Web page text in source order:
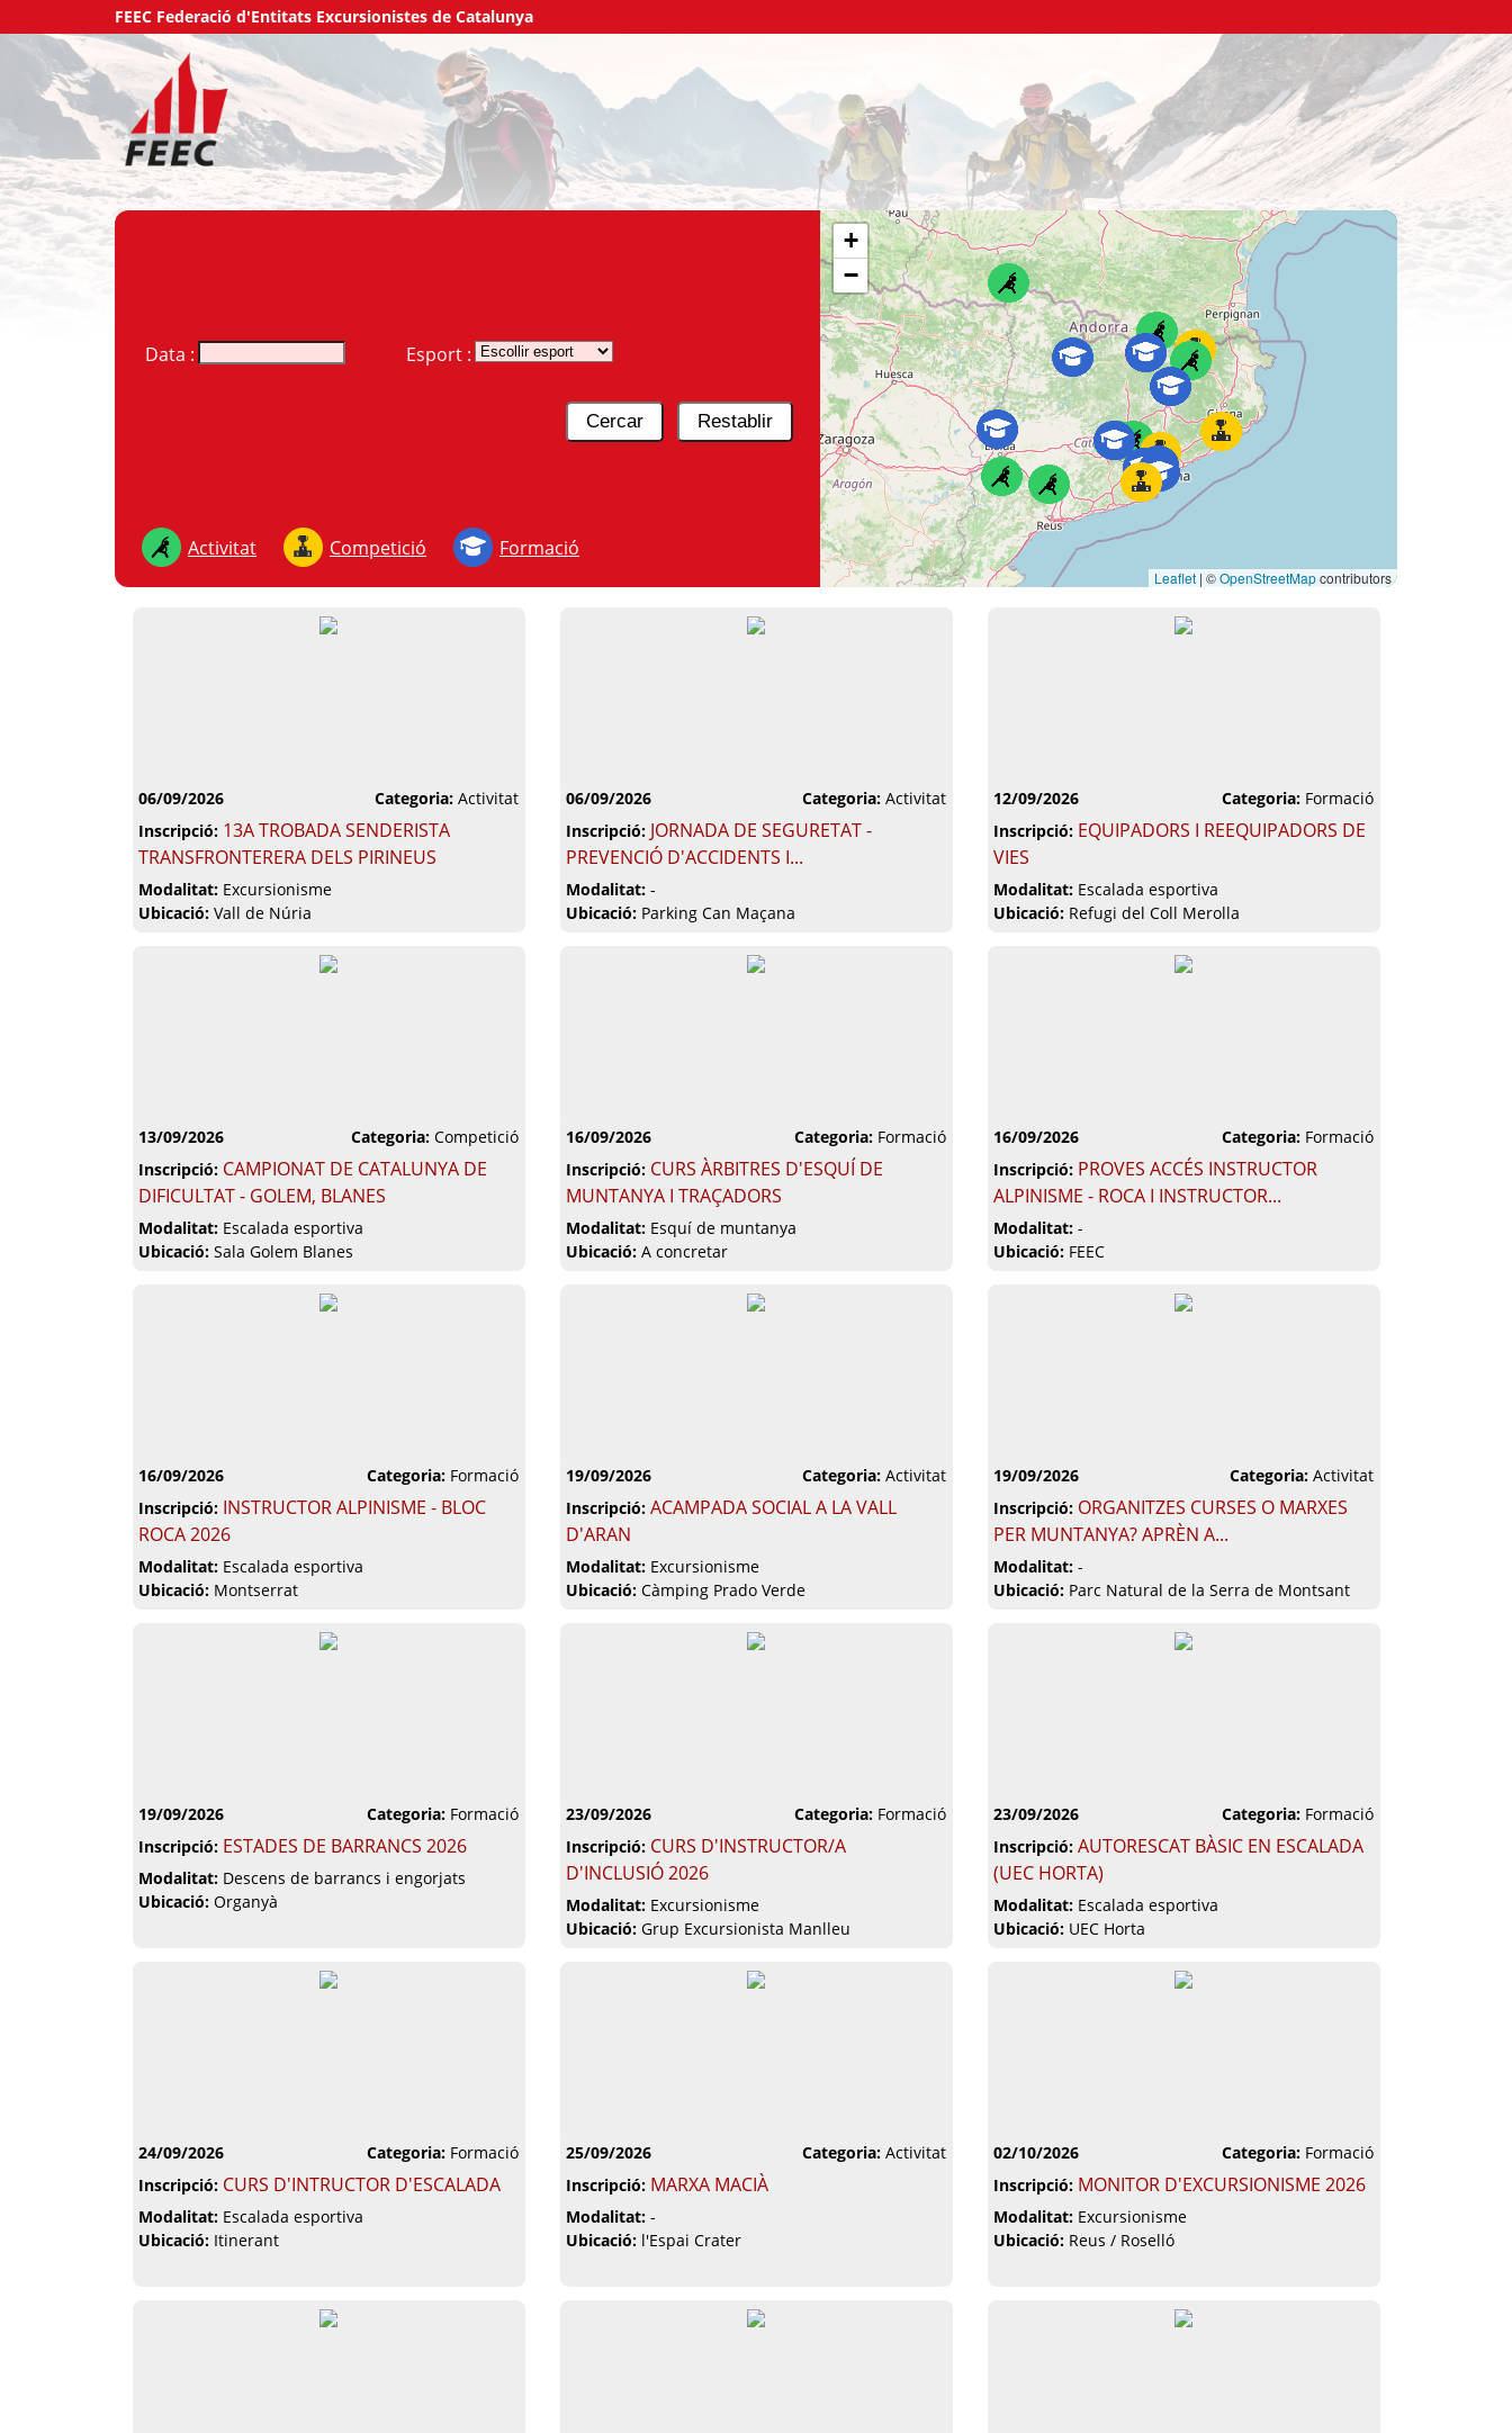
FEEC Federació d'Entitats Excursionistes de Catalunya
+
−
Leaflet | ©OpenStreetMapcontributors
Data : Esport :
Activitat Competició Formació
06/09/2026 Categoria: Activitat
Inscripció: 13A TROBADA SENDERISTA
TRANSFRONTERERA DELS PIRINEUS
Modalitat: Excursionisme
Ubicació: Vall de Núria
06/09/2026 Categoria: Activitat
Inscripció: JORNADA DE SEGURETAT -
PREVENCIÓ D'ACCIDENTS I...
Modalitat: -
Ubicació: Parking Can Maçana
12/09/2026 Categoria: Formació
Inscripció: EQUIPADORS I REEQUIPADORS DE
VIES
Modalitat: Escalada esportiva
Ubicació: Refugi del Coll Merolla
13/09/2026 Categoria: Competició
Inscripció: CAMPIONAT DE CATALUNYA DE
DIFICULTAT - GOLEM, BLANES
Modalitat: Escalada esportiva
Ubicació: Sala Golem Blanes
16/09/2026 Categoria: Formació
Inscripció: CURS ÀRBITRES D'ESQUÍ DE
MUNTANYA I TRAÇADORS
Modalitat: Esquí de muntanya
Ubicació: A concretar
16/09/2026 Categoria: Formació
Inscripció: PROVES ACCÉS INSTRUCTOR
ALPINISME - ROCA I INSTRUCTOR...
Modalitat: -
Ubicació: FEEC
16/09/2026 Categoria: Formació
Inscripció: INSTRUCTOR ALPINISME - BLOC
ROCA 2026
Modalitat: Escalada esportiva
Ubicació: Montserrat
19/09/2026 Categoria: Activitat
Inscripció: ACAMPADA SOCIAL A LA VALL
D'ARAN
Modalitat: Excursionisme
Ubicació: Càmping Prado Verde
19/09/2026 Categoria: Activitat
Inscripció: ORGANITZES CURSES O MARXES
PER MUNTANYA? APRÈN A...
Modalitat: -
Ubicació: Parc Natural de la Serra de Montsant
19/09/2026 Categoria: Formació
Inscripció: ESTADES DE BARRANCS 2026
Modalitat: Descens de barrancs i engorjats
Ubicació: Organyà
23/09/2026 Categoria: Formació
Inscripció: CURS D'INSTRUCTOR/A
D'INCLUSIÓ 2026
Modalitat: Excursionisme
Ubicació: Grup Excursionista Manlleu
23/09/2026 Categoria: Formació
Inscripció: AUTORESCAT BÀSIC EN ESCALADA
(UEC HORTA)
Modalitat: Escalada esportiva
Ubicació: UEC Horta
24/09/2026 Categoria: Formació
Inscripció: CURS D'INTRUCTOR D'ESCALADA
Modalitat: Escalada esportiva
Ubicació: Itinerant
25/09/2026 Categoria: Activitat
Inscripció: MARXA MACIÀ
Modalitat: -
Ubicació: l'Espai Crater
02/10/2026 Categoria: Formació
Inscripció: MONITOR D'EXCURSIONISME 2026
Modalitat: Excursionisme
Ubicació: Reus / Roselló